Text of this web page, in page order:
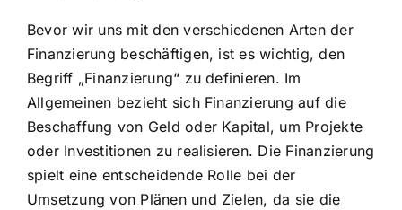
Bevor wir uns mit den verschiedenen Arten der
Finanzierung beschäftigen, ist es wichtig, den
Begriff „Finanzierung“ zu definieren. Im
Allgemeinen bezieht sich Finanzierung auf die
Beschaffung von Geld oder Kapital, um Projekte
oder Investitionen zu realisieren. Die Finanzierung
spielt eine entscheidende Rolle bei der
Umsetzung von Plänen und Zielen, da sie die